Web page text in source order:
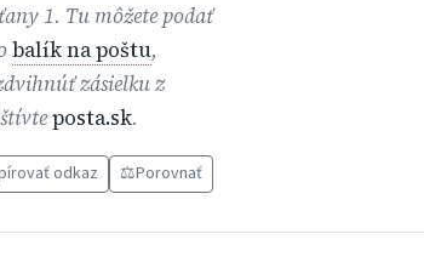
1. Tu môžete podať
balík na poštu,
zásielku z
posta.sk.
odkaz ⚖️Porovnať